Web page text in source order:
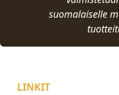
suomalaiselle
LINKIT